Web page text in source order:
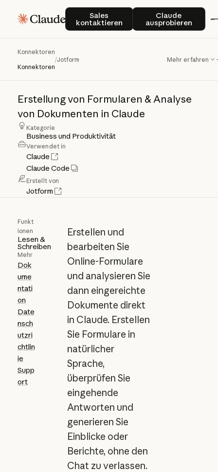
Sales
kontaktieren
Sales kontaktierenClaude
ausprobieren
Claude
Konnektoren
Konnektoren
/Jotform Mehr erfahren
Jotform
Erstellungvon Formularen & Analyse
von Dokumenten in Claude
Kategorie
Business und Produktivität
Verwendet in
Claude
Claude Code
Erstellt von
Jotform
Funkt
ionen
Lesen &
Schreiben
Mehr
Dok
ume
ntati
on
Date
nsch
utzri
chtlin
ie
Supp
ort
Erstellen und
bearbeiten Sie
Online-Formulare
und analysieren Sie
dann eingereichte
Dokumente direkt
in Claude. Erstellen
Sie Formulare in
natürlicher
Sprache,
überprüfen Sie
eingehende
Antworten und
generieren Sie
Einblicke oder
Berichte, ohne den
Chat zu verlassen.